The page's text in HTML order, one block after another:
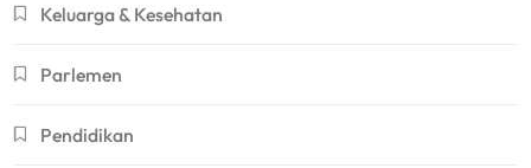
Keluarga & Kesehatan
Parlemen
Pendidikan